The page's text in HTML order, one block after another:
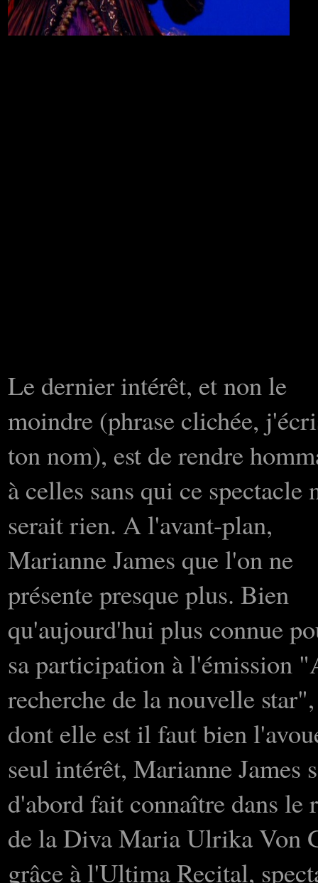
Le dernier intérêt, et non le
moindre (phrase clichée,
ton nom), est de rendre
à celles sans qui ce spectacle
serait rien. A l'avant-plan,
Marianne James que l'on ne
présente presque plus. Bien
qu'aujourd'hui plus connue
sa participation à l'émission
recherche de la nouvelle star",
dont elle est il faut bien
seul intérêt, Marianne James
d'abord fait connaître dans le
de la Diva Maria Ulrika Von
grâce à l'Ultima Recital,